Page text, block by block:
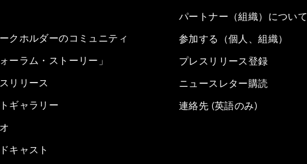
クホルダーのコミュニティ
ォーラム・ストーリー」
リリース
ギャラリー
キャスト
パートナー（組織）について
参加する（個人、組織）
プレスリリース登録
ニュースレター購読
連絡先 (英語のみ)